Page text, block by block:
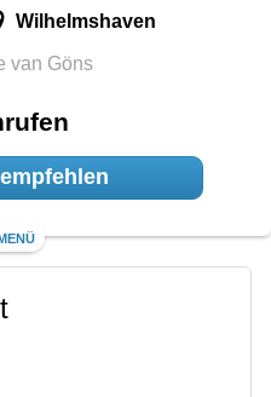
Wilhelmshaven
van Göns